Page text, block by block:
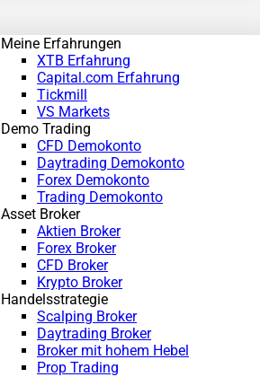
Meine Erfahrungen
XTB Erfahrung
Capital.com Erfahrung
Tickmill
VS Markets
Demo Trading
CFD Demokonto
Daytrading Demokonto
Forex Demokonto
Trading Demokonto
Asset Broker
Aktien Broker
Forex Broker
CFD Broker
Krypto Broker
Handelsstrategie
Scalping Broker
Daytrading Broker
Broker mit hohem Hebel
Prop Trading